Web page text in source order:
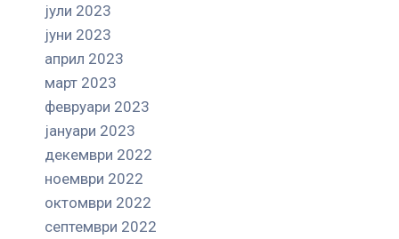
јули 2023
јуни 2023
април 2023
март 2023
февруари 2023
јануари 2023
декември 2022
ноември 2022
октомври 2022
септември 2022